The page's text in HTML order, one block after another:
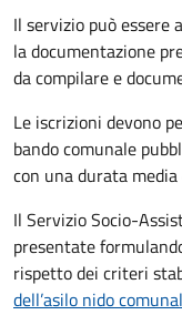
Il servizio può
la documentazione
da compilare e
Le iscrizioni devono
bando comunale
con una durata media
Il Servizio Socio-
presentate
rispetto dei criteri
dell’asilo nido